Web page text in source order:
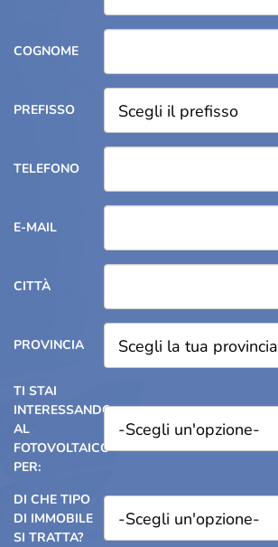
COGNOME
PREFISSO Scegli il prefisso
TELEFONO
E-MAIL
CITTÀ
PROVINCIA Scegli la tua provincia
TI STAI
INTERESSANDO
AL
FOTOVOLTAICO
PER:
-Scegli un'opzione-
DI CHE TIPO
DI IMMOBILE
SI TRATTA?
-Scegli un'opzione-